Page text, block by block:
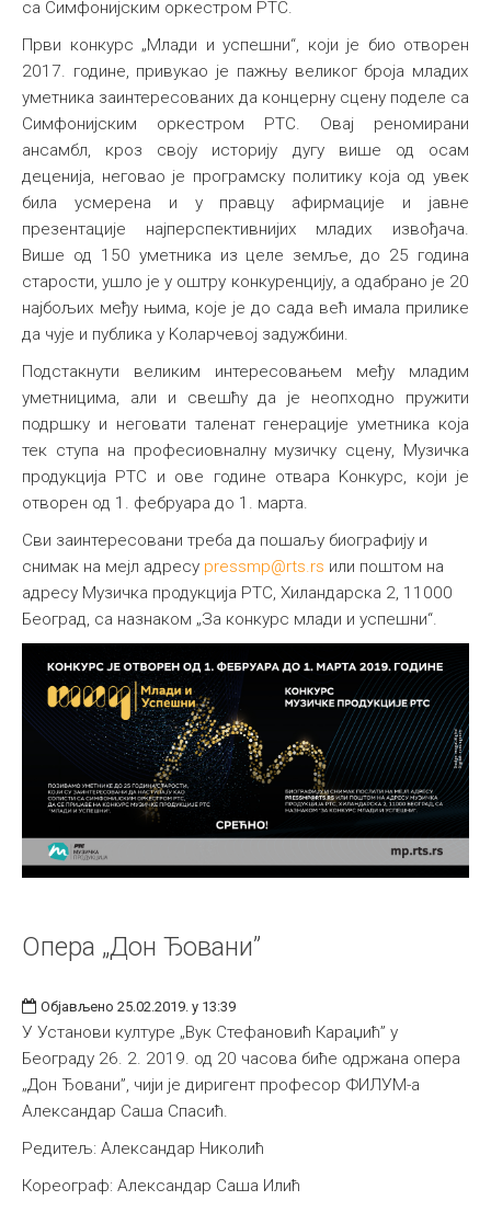
са Симфонијским оркестром РТС.
Први конкурс „Млади и успешни“, који је био отворен
2017. године, привукао је пажњу великог броја младих
уметника заинтересованих да концерну сцену поделе са
Симфонијским оркестром РТС. Овај реномирани
ансамбл, кроз своју историју дугу више од осам
деценија, неговао је програмску политику која од увек
била усмерена и у правцу афирмације и јавне
презентације најперспективнијих младих извођача.
Више од 150 уметника из целе земље, до 25 година
старости, ушло је у оштру конкуренцију, а одабрано је 20
најбољих међу њима, које је до сада већ имала прилике
да чује и публика у Kоларчевој задужбини.
Подстакнути великим интересовањем међу младим
уметницима, али и свешћу да је неопходно пружити
подршку и неговати таленат генерације уметника која
тек ступа на професиовналну музичку сцену, Музичка
продукција РТС и ове године отвара Kонкурс, који је
отворен од 1. фебруара до 1. марта.
Сви заинтересовани треба да пошаљу биографију и
снимак на мејл адресу pressmp@rts.rs или поштом на
адресу Музичка продукција РТС, Хиландарска 2, 11000
Београд, са назнаком „За конкурс млади и успешни“.
Опера „Дон Ђовани”
Објављено 25.02.2019. у 13:39
У Установи културе „Вук Стефановић Караџић” у
Београду 26. 2. 2019. од 20 часова биће одржана опера
„Дон Ђовани”, чији је диригент професор ФИЛУМ-а
Александар Саша Спасић.
Редитељ: Александар Николић
Кореограф: Александар Саша Илић